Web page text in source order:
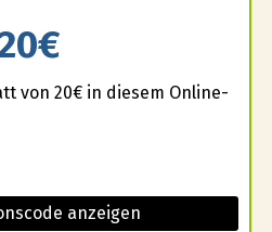
von 20€ in diesem Online-
anzeigen